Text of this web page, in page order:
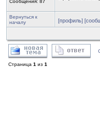
Сообщения: 87
Вернуться к
началу
[профиль]
Страница 1 из 1